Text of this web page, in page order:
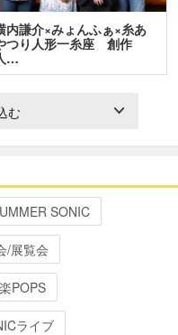
内謙介×みょんふぁ×糸あ
つり人形一糸座 創作
…
む
SONIC
/展覧会
POPS
ライブ